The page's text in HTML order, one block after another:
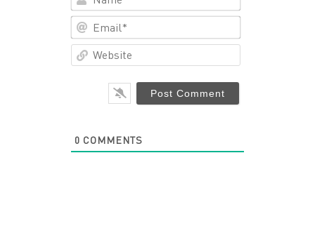
0 COMMENTS